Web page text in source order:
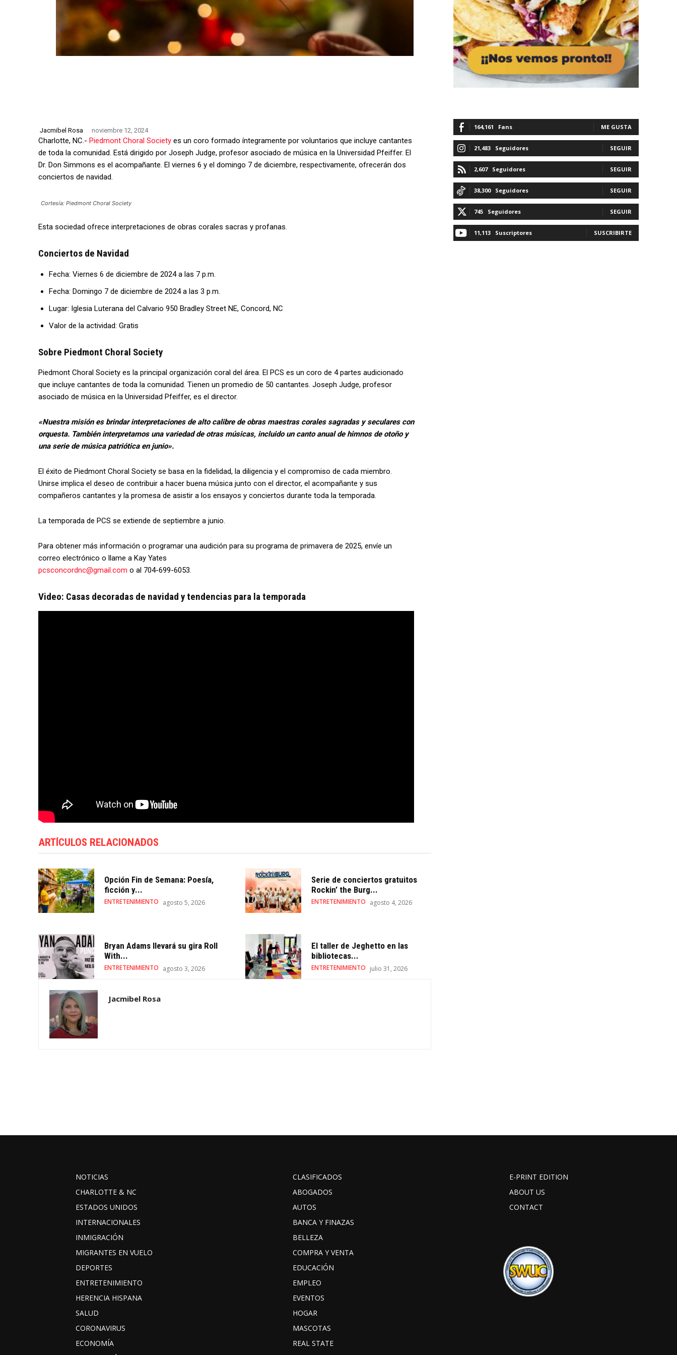
Jacmibel Rosa noviembre 12, 2024
Charlotte, NC.- Piedmont Choral Society es un coro formado íntegramente por voluntarios que incluye cantantes
de toda la comunidad. Está dirigido por Joseph Judge, profesor asociado de música en la Universidad Pfeiffer. El
Dr. Don Simmons es el acompañante. El viernes 6 y el domingo 7 de diciembre, respectivamente, ofrecerán dos
conciertos de navidad.
Cortesía: Piedmont Choral Society
Esta sociedad ofrece interpretaciones de obras corales sacras y profanas.
Conciertos de Navidad
Fecha: Viernes 6 de diciembre de 2024 a las 7 p.m.
Fecha: Domingo 7 de diciembre de 2024 a las 3 p.m.
Lugar: Iglesia Luterana del Calvario 950 Bradley Street NE, Concord, NC
Valor de la actividad: Gratis
Sobre Piedmont Choral Society
Piedmont Choral Society es la principal organización coral del área. El PCS es un coro de 4 partes audicionado
que incluye cantantes de toda la comunidad. Tienen un promedio de 50 cantantes. Joseph Judge, profesor
asociado de música en la Universidad Pfeiffer, es el director.
«Nuestra misión es brindar interpretaciones de alto calibre de obras maestras corales sagradas y seculares con
orquesta. También interpretamos una variedad de otras músicas, incluido un canto anual de himnos de otoño y
una serie de música patriótica en junio».
El éxito de Piedmont Choral Society se basa en la fidelidad, la diligencia y el compromiso de cada miembro.
Unirse implica el deseo de contribuir a hacer buena música junto con el director, el acompañante y sus
compañeros cantantes y la promesa de asistir a los ensayos y conciertos durante toda la temporada.
La temporada de PCS se extiende de septiembre a junio.
Para obtener más información o programar una audición para su programa de primavera de 2025, envíe un
correo electrónico o llame a Kay Yates
pcsconcordnc@gmail.com o al 704-699-6053.
Video: Casas decoradas de navidad y tendencias para la temporada
ARTÍCULOS RELACIONADOS
Opción Fin de Semana: Poesía,
ficción y...
ENTRETENIMIENTO agosto 5, 2026
Serie de conciertos gratuitos
Rockin’ the Burg...
ENTRETENIMIENTO agosto 4, 2026
Bryan Adams llevará su gira Roll
With...
ENTRETENIMIENTO agosto 3, 2026
El taller de Jeghetto en las
bibliotecas...
ENTRETENIMIENTO julio 31, 2026
Jacmibel Rosa
164,161 Fans ME GUSTA
21,483 Seguidores SEGUIR
2,607 Seguidores SEGUIR
38,300 Seguidores SEGUIR
745 Seguidores SEGUIR
11,113 Suscriptores SUSCRIBIRTE
NOTICIAS
CHARLOTTE & NC
ESTADOS UNIDOS
INTERNACIONALES
INMIGRACIÓN
MIGRANTES EN VUELO
DEPORTES
ENTRETENIMIENTO
HERENCIA HISPANA
SALUD
CORONAVIRUS
ECONOMÍA
CLASIFICADOS
ABOGADOS
AUTOS
BANCA Y FINAZAS
BELLEZA
COMPRA Y VENTA
EDUCACIÓN
EMPLEO
EVENTOS
HOGAR
MASCOTAS
REAL STATE
E-PRINT EDITION
ABOUT US
CONTACT